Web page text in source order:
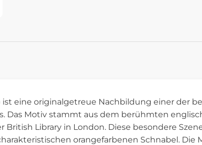
ist eine originalgetreue Nachbildung einer der
Das Motiv stammt aus dem berühmten
British Library in London. Diese besondere
orangefarbenen Schnabel. Die